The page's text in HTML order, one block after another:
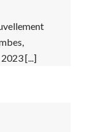
[...]